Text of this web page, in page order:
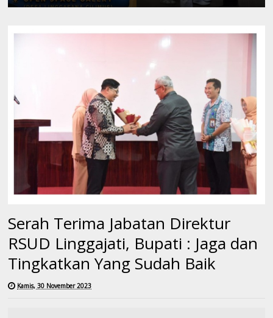
Serah Terima Jabatan Direktur
RSUD Linggajati, Bupati : Jaga dan
Tingkatkan Yang Sudah Baik
Kamis, 30 November 2023